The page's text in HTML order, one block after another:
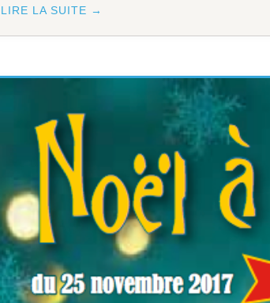
LIRE LA SUITE →